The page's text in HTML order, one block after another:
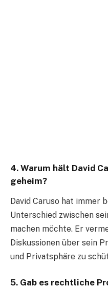
4. Warum hält David
geheim?
David Caruso hat immer
Unterschied zwischen
machen möchte. Er
Diskussionen über sein
und Privatsphäre zu
5. Gab es rechtliche